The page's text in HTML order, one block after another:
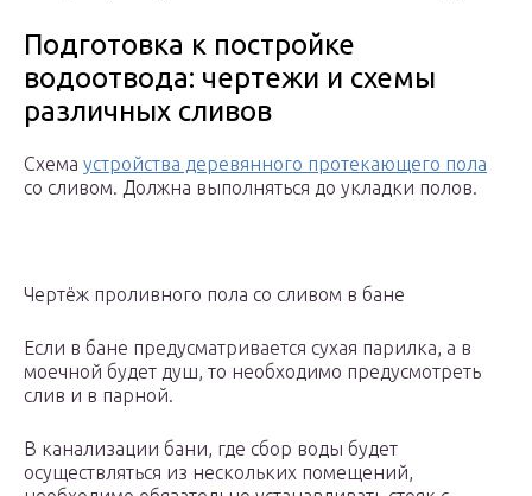
Подготовка к постройке
водоотвода: чертежи и схемы
различных сливов
Схема устройства деревянного протекающего пола
со сливом. Должна выполняться до укладки полов.
Чертёж проливного пола со сливом в бане
Если в бане предусматривается сухая парилка, а в
моечной будет душ, то необходимо предусмотреть
слив и в парной.
В канализации бани, где сбор воды будет
осуществляться из нескольких помещений,